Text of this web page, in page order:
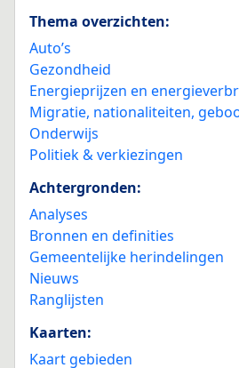
Thema overzichten:
Auto’s
Gezondheid
Energieprijzen en
Migratie, nationaliteiten,
Onderwijs
Politiek & verkiezingen
Achtergronden:
Analyses
Bronnen en definities
Gemeentelijke herindelingen
Nieuws
Ranglijsten
Kaarten:
Kaart gebieden